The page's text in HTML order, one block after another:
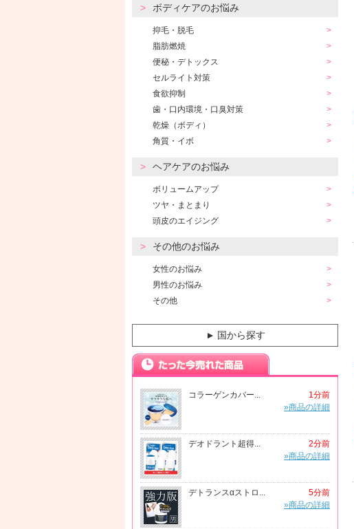
ボディケアのお悩み
抑毛・脱毛
脂肪燃焼
便秘・デトックス
セルライト対策
食欲抑制
歯・口内環境・口臭対策
乾燥（ボディ）
角質・イボ
ヘアケアのお悩み
ボリュームアップ
ツヤ・まとまり
頭皮のエイジング
その他のお悩み
女性のお悩み
男性のお悩み
その他
▼ 国から探す
コラーゲンカバー...
1分前
»商品の詳細
デオドラント超得...
2分前
»商品の詳細
デトランスαストロ...
5分前
»商品の詳細